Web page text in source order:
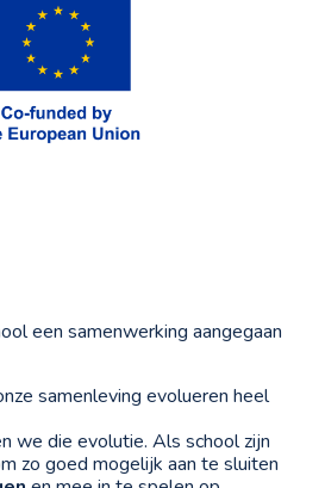
een samenwerking aangegaan
samenleving evolueren heel
we die evolutie. Als school zijn
zo goed mogelijk aan te sluiten